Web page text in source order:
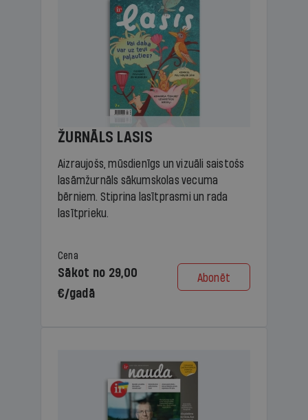
ŽURNĀLS LASIS
Aizraujošs, mūsdienīgs un vizuāli saistošs
lasāmžurnāls sākumskolas vecuma
bērniem. Stiprina lasītprasmi un rada
lasītprieku.
Cena
Sākot no 29,00
€/gadā
Abonēt